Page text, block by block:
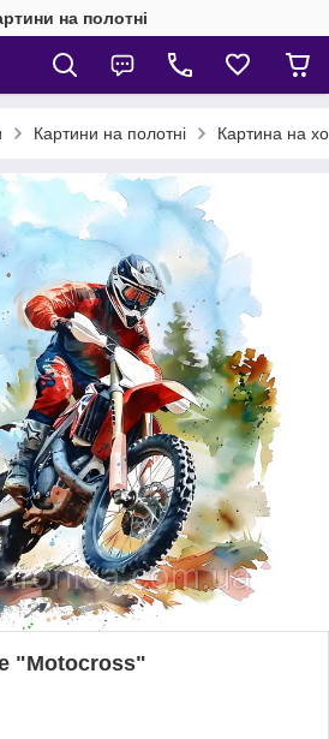
на полотні
Картини на полотні Картина на
"Motocross"